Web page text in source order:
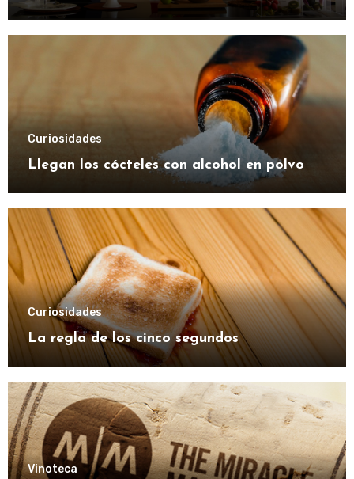
Curiosidades
Llegan los cócteles con alcohol en polvo
Curiosidades
La regla de los cinco segundos
Vinoteca